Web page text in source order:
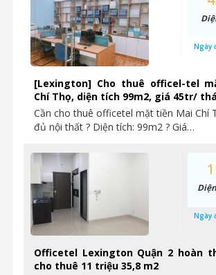
[Lexington] Cho thuê officel-tel
Chí Thọ, diện tích 99m2, giá 45tr/
Cần cho thuê officetel mặt tiền Mai Chí
đủ nội thất ? Diện tích: 99m2 ? Giá…
Ngày
Officetel Lexington Quận 2 hoàn
cho thuê 11 triệu 35,8 m2
Ngày